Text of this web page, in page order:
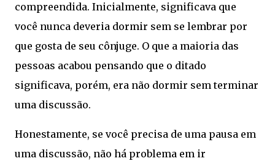
compreendida. Inicialmente, significava que
você nunca deveria dormir sem se lembrar por
que gosta de seu cônjuge. O que a maioria das
pessoas acabou pensando que o ditado
significava, porém, era não dormir sem terminar
uma discussão.
Honestamente, se você precisa de uma pausa em
uma discussão, não há problema em ir